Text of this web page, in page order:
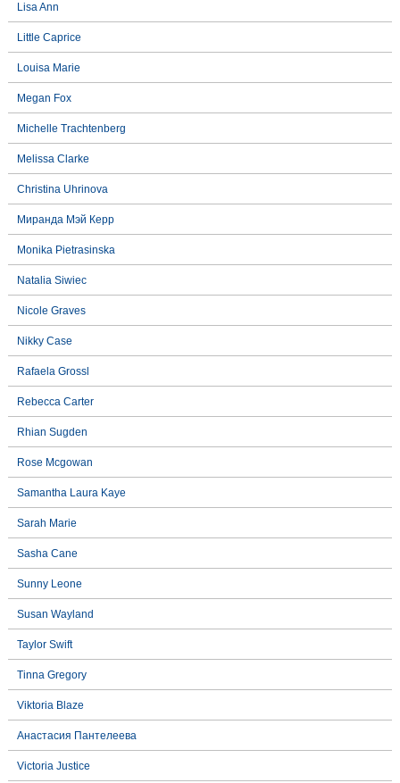
Lisa Ann
Little Caprice
Louisa Marie
Megan Fox
Michelle Trachtenberg
Melissa Clarke
Christina Uhrinova
Миранда Мэй Керр
Monika Pietrasinska
Natalia Siwiec
Nicole Graves
Nikky Case
Rafaela Grossl
Rebecca Carter
Rhian Sugden
Rose Mcgowan
Samantha Laura Kaye
Sarah Marie
Sasha Cane
Sunny Leone
Susan Wayland
Taylor Swift
Tinna Gregory
Viktoria Blaze
Анастасия Пантелеева
Victoria Justice